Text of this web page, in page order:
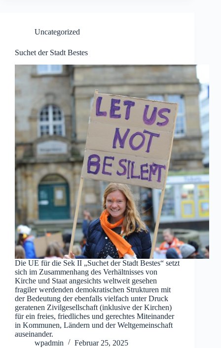
Uncategorized
Suchet der Stadt Bestes
Die UE für die Sek II „Suchet der Stadt Bestes“ setzt
sich im Zusammenhang des Verhältnisses von
Kirche und Staat angesichts weltweit gesehen
fragiler werdenden demokratischen Strukturen mit
der Bedeutung der ebenfalls vielfach unter Druck
geratenen Zivilgesellschaft (inklusive der Kirchen)
für ein freies, friedliches und gerechtes Miteinander
in Kommunen, Ländern und der Weltgemeinschaft
auseinander.
wpadmin
Februar 25, 2025